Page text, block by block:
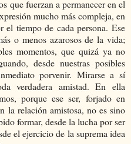
que fuerzan a permanecer en el
mucho más compleja, en
tiempo de cada persona. Ese
o menos azarosos de la vida;
momentos, que quizá ya no
desde nuestras posibles
porvenir. Mirarse a sí
verdadera amistad. En ella
porque ese ser, forjado en
la relación amistosa, no es sino
formar, desde la lucha por ser
el ejercicio de la suprema idea